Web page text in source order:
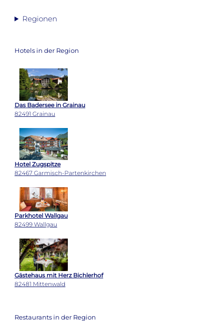
Regionen
Hotels in der Region
Das Badersee in Grainau
82491 Grainau
Hotel Zugspitze
82467 Garmisch-Partenkirchen
Parkhotel Wallgau
82499 Wallgau
Gästehaus mit Herz Bichlerhof
82481 Mittenwald
Restaurants in der Region